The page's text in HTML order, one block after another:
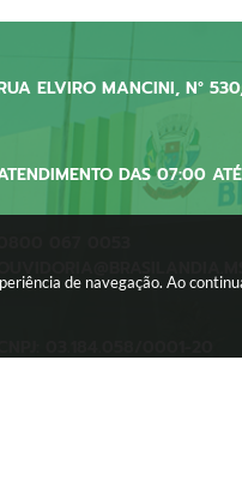
de navegação. Ao
ELVIRO MANCINI, N°
DAS 07:00